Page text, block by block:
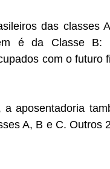
das classes
é da Classe B:
com o futuro
a aposentadoria
A, B e C. Outros